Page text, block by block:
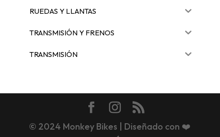
RUEDAS Y LLANTAS
TRANSMISIÓN Y FRENOS
TRANSMISIÓN
© 2024 Monkey Bikes | Diseñado con ❤️